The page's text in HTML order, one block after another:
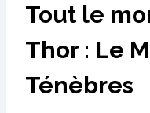
Tout le
Thor : Le
Ténèbres